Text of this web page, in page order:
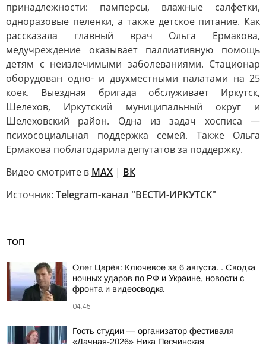
принадлежности: памперсы, влажные салфетки,
одноразовые пеленки, а также детское питание. Как
рассказала главный врач Ольга Ермакова,
медучреждение оказывает паллиативную помощь
детям с неизлечимыми заболеваниями. Стационар
оборудован одно- и двухместными палатами на 25
коек. Выездная бригада обслуживает Иркутск,
Шелехов, Иркутский муниципальный округ и
Шелеховский район. Одна из задач хосписа —
психосоциальная поддержка семей. Также Ольга
Ермакова поблагодарила депутатов за поддержку.
Видео смотрите в MAX | ВК
Источник: Telegram-канал "ВЕСТИ-ИРКУТСК"
ТОП
Олег Царёв: Ключевое за 6 августа. . Сводка
ночных ударов по РФ и Украине, новости с
фронта и видеосводка
04:45
Гость студии — организатор фестиваля
«Дачная-2026» Ника Песчинская